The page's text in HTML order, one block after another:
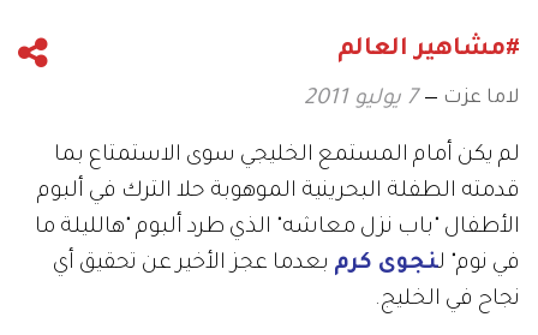
#مشاهير العالم
لاما عزت 7 يوليو 2011
لم يكن أمام المستمع الخليجي سوى الاستمتاع بما
قدمته الطفلة البحرينية الموهوبة حلا الترك في ألبوم
الأطفال "باب نزل معاشه" الذي طرد ألبوم "هالليلة ما
في نوم" لنجوى كرم بعدما عجز الأخير عن تحقيق أي
نجاح في الخليج.